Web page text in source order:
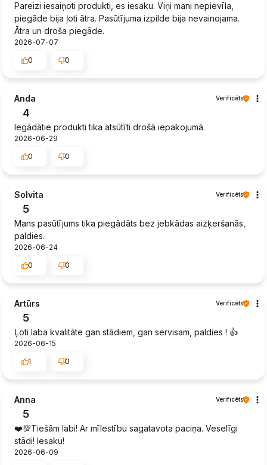
Pareizi iesaiņoti produkti, es iesaku. Viņi mani nepievīla,
piegāde bija ļoti ātra. Pasūtījuma izpilde bija nevainojama.
Ātra un droša piegāde.
2026-07-07
0
0
Anda Verificēts
4
Iegādātie produkti tika atsūtīti drošā iepakojumā.
2026-06-29
0
0
Solvita Verificēts
5
Mans pasūtījums tika piegādāts bez jebkādas aizķeršanās,
paldies.
2026-06-24
0
0
Artūrs Verificēts
5
Ļoti laba kvalitāte gan stādiem, gan servisam, paldies ! 👍️
2026-06-15
1
0
Anna Verificēts
5
❤️💯Tiešām labi! Ar mīlestību sagatavota paciņa. Veselīgi
stādi! Iesaku!
2026-06-09